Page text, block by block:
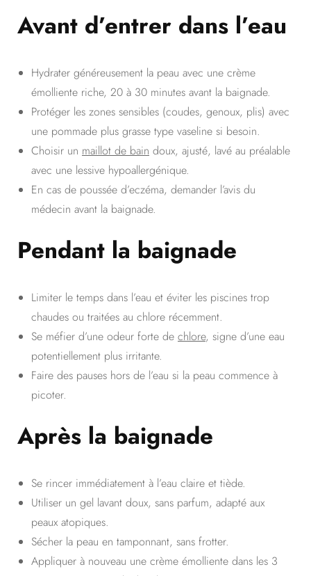
Avant d’entrer dans l’eau
Hydrater généreusement la peau avec une crème
émolliente riche, 20 à 30 minutes avant la baignade.
Protéger les zones sensibles (coudes, genoux, plis) avec
une pommade plus grasse type vaseline si besoin.
Choisir un maillot de bain doux, ajusté, lavé au préalable
avec une lessive hypoallergénique.
En cas de poussée d’eczéma, demander l’avis du
médecin avant la baignade.
Pendant la baignade
Limiter le temps dans l’eau et éviter les piscines trop
chaudes ou traitées au chlore récemment.
Se méfier d’une odeur forte de chlore, signe d’une eau
potentiellement plus irritante.
Faire des pauses hors de l’eau si la peau commence à
picoter.
Après la baignade
Se rincer immédiatement à l’eau claire et tiède.
Utiliser un gel lavant doux, sans parfum, adapté aux
peaux atopiques.
Sécher la peau en tamponnant, sans frotter.
Appliquer à nouveau une crème émolliente dans les 3